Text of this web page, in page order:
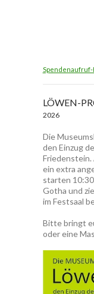
Spendenaufruf-
LÖWEN-
2026
Die
den Einzug
ein extra
starten
Gotha und
im Festsaal
Bitte bringt
oder eine